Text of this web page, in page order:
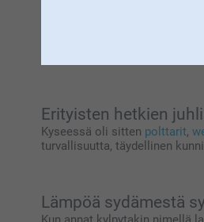
Erityisten hetkien
Kyseessä oli sitten polttarit,
turvallisuutta, täydellinen
Lämpöä sydämestä